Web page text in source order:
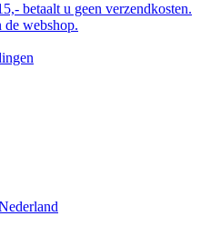
betaalt u geen verzendkosten.
webshop.